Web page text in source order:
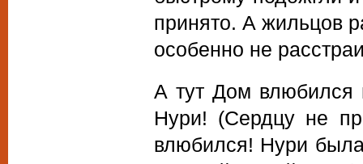
принято. А жильцов
особенно не
А тут Дом влюбился
Нури! (Сердцу не
влюбился! Нури